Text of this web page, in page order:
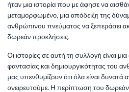
ήταν μια ιστορία που με άφησε να
μεταμορφωμένο, μια απόδειξη της
ανθρώπινου πνεύματος να ξεπεράσει
δωρεάν προκλήσεις.
Οι ιστορίες σε αυτή τη συλλογή είναι
φαντασίας και δημιουργικότητας του
μας υπενθυμίζουν ότι όλα είναι
ονειρευτούμε. Η περίπτωση του